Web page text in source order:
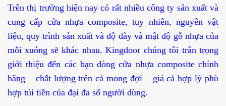
Trên thị trường hiện nay có rất nhiều công ty sản xuất và
cung cấp cửa nhựa composite, tuy nhiên, nguyên vật
liệu, quy trình sản xuất và độ dày và mật độ gỗ nhựa của
mỗi xuỏng sẽ khác nhau. Kingdoor chúng tôi trân trọng
giới thiệu đến các bạn dòng cửa nhựa composite chính
hãng – chất lượng trên cả mong đợi – giá cả hợp lý phù
hợp túi tiền của đại đa số người dùng.